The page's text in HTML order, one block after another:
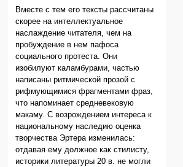
Вместе с тем его тексты рассчитаны
скорее на интеллектуальное
наслаждение читателя, чем на
пробуждение в нем пафоса
социального протеста. Они
изобилуют каламбурами, частью
написаны ритмической прозой с
рифмующимися фрагментами фраз,
что напоминает средневековую
макаму. С возрождением интереса к
национальному наследию оценка
творчества Эртера изменилась:
отдавая ему должное как стилисту,
историки литературы 20 в. не могли